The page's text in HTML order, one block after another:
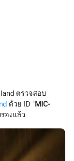
อร์เดินผ่านภาพทั้งสามทางด้านซ้ายขวาและ
ตรวจสอบ
ด้วย ID "MIC-
องแล้ว